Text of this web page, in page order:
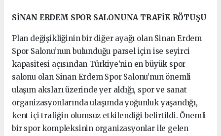
SİNAN ERDEM SPOR SALONUNA TRAFİK RÖTUŞU
Plan değişikliğinin bir diğer ayağı olan Sinan Erdem
Spor Salonu’nun bulunduğu parsel için ise seyirci
kapasitesi açısından Türkiye’nin en büyük spor
salonu olan Sinan Erdem Spor Salonu’nun önemli
ulaşım aksları üzerinde yer aldığı, spor ve sanat
organizasyonlarında ulaşımda yoğunluk yaşandığı,
kent içi trafiğin olumsuz etkilendiği belirtildi. Önemli
bir spor kompleksinin organizasyonlar ile gelen